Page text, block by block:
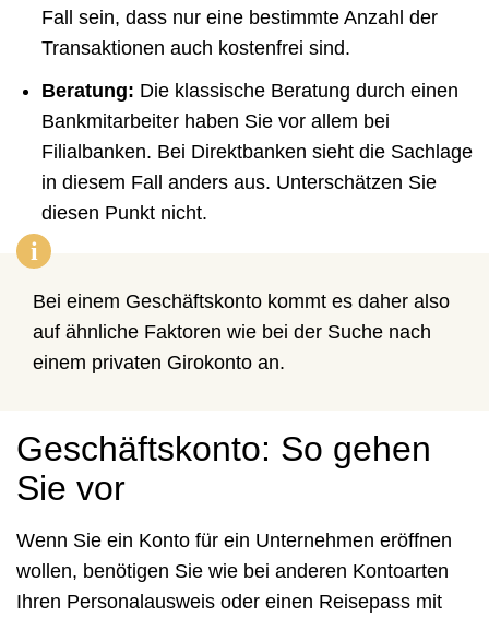
Fall sein, dass nur eine bestimmte Anzahl der
Transaktionen auch kostenfrei sind.
Beratung: Die klassische Beratung durch einen
Bankmitarbeiter haben Sie vor allem bei
Filialbanken. Bei Direktbanken sieht die Sachlage
in diesem Fall anders aus. Unterschätzen Sie
diesen Punkt nicht.
i
Bei einem Geschäftskonto kommt es daher also
auf ähnliche Faktoren wie bei der Suche nach
einem privaten Girokonto an.
Geschäftskonto: So gehen
Sie vor
Wenn Sie ein Konto für ein Unternehmen eröffnen
wollen, benötigen Sie wie bei anderen Kontoarten
Ihren Personalausweis oder einen Reisepass mit